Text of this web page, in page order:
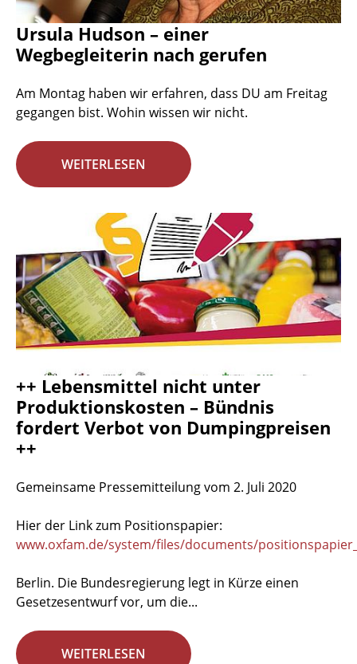
Ursula Hudson – einer
Wegbegleiterin nach gerufen
Am Montag haben wir erfahren, dass DU am Freitag
gegangen bist. Wohin wissen wir nicht.
WEITERLESEN
++ Lebensmittel nicht unter
Produktionskosten – Bündnis
fordert Verbot von Dumpingpreisen
++
Gemeinsame Pressemitteilung vom 2. Juli 2020
Hier der Link zum Positionspapier:
www.oxfam.de/system/files/documents/
Berlin. Die Bundesregierung legt in Kürze einen
Gesetzesentwurf vor, um die...
WEITERLESEN